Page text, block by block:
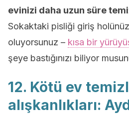
evinizi daha uzun süre
Sokaktaki pisliği giriş
oluyorsunuz – kısa bir
şeye bastığınızı biliyor
12. Kötü ev
alışkanlıkları: